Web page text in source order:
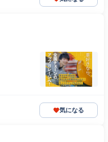
気になる